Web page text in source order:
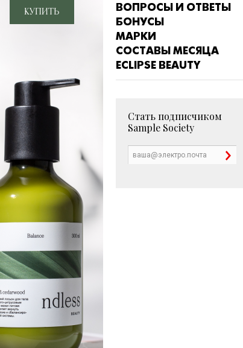
ВОПРОСЫ И ОТВЕТЫ
БОНУСЫ
МАРКИ
СОСТАВЫ МЕСЯЦА
ECLIPSE BEAUTY
Стать подписчиком
Sample Society